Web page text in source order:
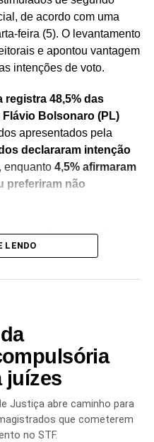
de acordo com uma
feira (5). O levantamento
e apontou vantagem
intenções de voto.
registra 48,5% das
Flávio Bolsonaro (PL)
apresentados pela
declararam intenção
enquanto 4,5% afirmaram
preferiram não
do cenário eleitoral no
e servem como
não representam
cenário político e das
ocorre em meio às
políticas para a
o avanço do
deverão medir a
rejeição e intenção
LENDO
juízes
Justiça abre caminho para
que cometerem
no STF.